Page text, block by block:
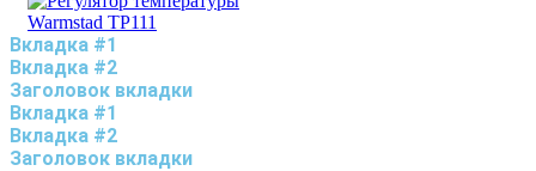
Вкладка #1
Вкладка #2
Заголовок вкладки
Вкладка #1
Вкладка #2
Заголовок вкладки